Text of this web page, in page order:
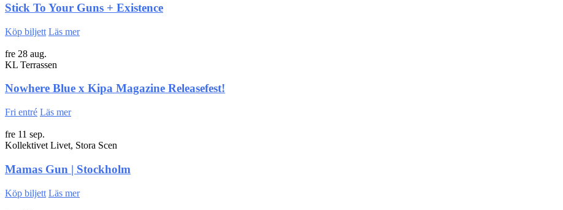
Stick To Your Guns + Existence
Köp biljett Läs mer
fre 28 aug.
KL Terrassen
Nowhere Blue x Kipa Magazine Releasefest!
Fri entré Läs mer
fre 11 sep.
Kollektivet Livet, Stora Scen
Mamas Gun | Stockholm
Köp biljett Läs mer